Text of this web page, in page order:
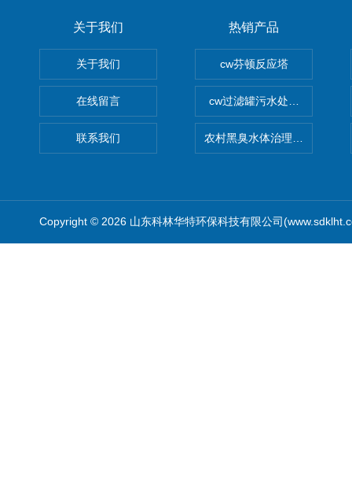
关于我们
关于我们
在线留言
联系我们
热销产品
cw芬顿反应塔
cw过滤罐污水处理设备 多介
农村黑臭水体治理设备
Copyright © 2026 山东科林华特环保科技有限公司